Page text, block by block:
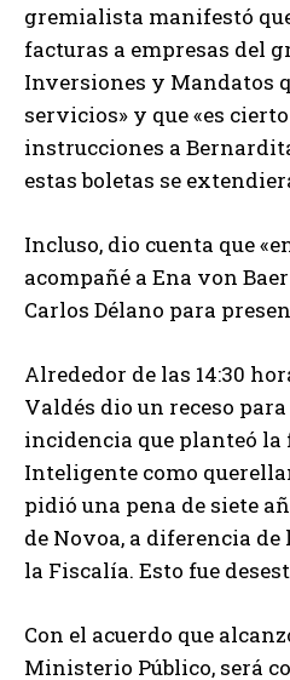
gremialista manifestó
facturas a empresas del
Inversiones y Mandatos
servicios» y que «es
instrucciones a
estas boletas se
Incluso, dio cuenta que
acompañé a Ena von
Carlos Délano para
Alrededor de las 14:30
Valdés dio un receso
incidencia que planteó la
Inteligente como
pidió una pena de siete
de Novoa, a diferencia
la Fiscalía. Esto fue
Con el acuerdo que
Ministerio Público, será